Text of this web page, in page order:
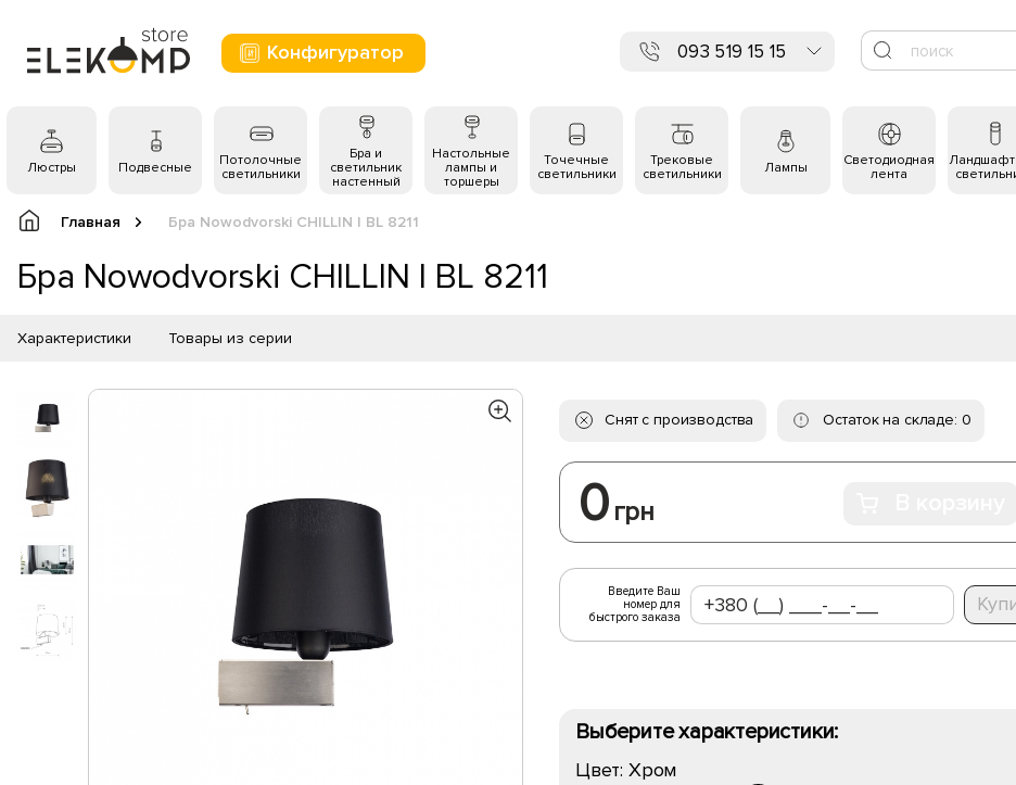
Конфигуратор 093 519 15 15
Люстры Подвесные
Потолочные
светильники
Бра и
светильник
настенный
Настольные
лампы и
торшеры
Точечные
светильники
Трековые
светильники
Лампы
Светодиодная
лента
Главная Бра Nowodvorski CHILLIN I BL 8211
Бра Nowodvorski CHILLIN I BL 8211
Характеристики Товары из серии
Снят с производства Остаток на складе: 0
0 грн
Введите Ваш
номер для
быстрого заказа
Выберите характеристики:
Цвет: Хром